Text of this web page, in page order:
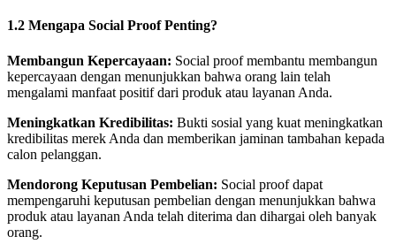
1.2 Mengapa Social Proof Penting?
Membangun Kepercayaan: Social proof membantu membangun
kepercayaan dengan menunjukkan bahwa orang lain telah
mengalami manfaat positif dari produk atau layanan Anda.
Meningkatkan Kredibilitas: Bukti sosial yang kuat meningkatkan
kredibilitas merek Anda dan memberikan jaminan tambahan kepada
calon pelanggan.
Mendorong Keputusan Pembelian: Social proof dapat
mempengaruhi keputusan pembelian dengan menunjukkan bahwa
produk atau layanan Anda telah diterima dan dihargai oleh banyak
orang.